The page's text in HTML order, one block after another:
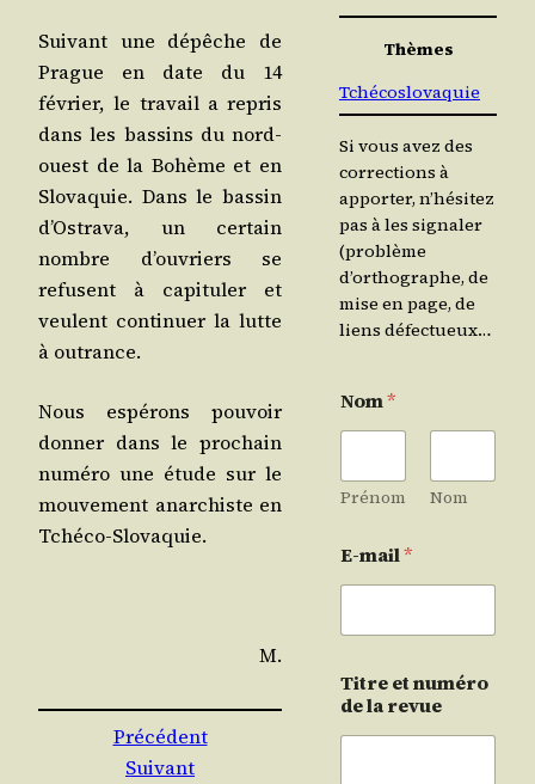
Sui­vant une dépêche de
Prague en date du 14
février, le tra­vail a repris
dans les bas­sins du nord-
ouest de la Bohème et en
Slo­va­quie. Dans le bas­sin
d’Ostrava, un cer­tain
nombre d’ouvriers se
refusent à capi­tu­ler et
veulent conti­nuer la lutte
à outrance.
Nous espé­rons pou­voir
don­ner dans le pro­chain
numé­ro une étude sur le
mou­ve­ment anar­chiste en
Tchéco-Slovaquie.
M.
Précédent
Suivant
Thèmes
Tchécoslovaquie
Si vous avez des
corrections à
apporter, n’hésitez
pas à les signaler
(problème
d’orthographe, de
mise en page, de
liens défectueux…
Nom*
Prénom Nom
E-mail*
Titre et numéro
de la revue